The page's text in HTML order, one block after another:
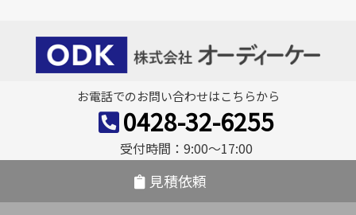
ビ
ゲ
ー
ン
お電話でのお問い合わせはこちらから
0428-32-6255
受付時間：9:00〜17:00
見積依頼